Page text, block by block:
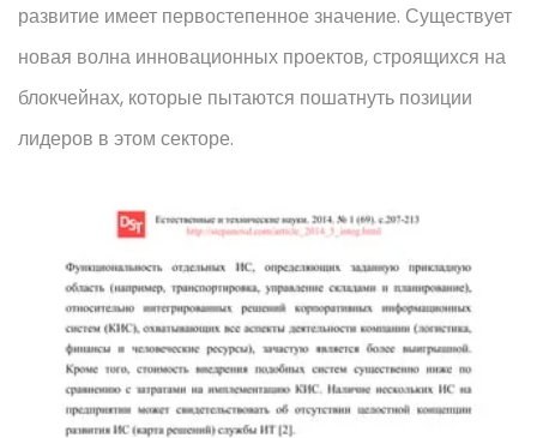
развитие имеет первостепенное значение. Существует
новая волна инновационных проектов, строящихся на
блокчейнах, которые пытаются пошатнуть позиции
лидеров в этом секторе.